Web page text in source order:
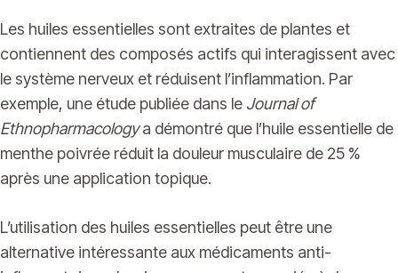
Les huiles essentielles sont extraites de plantes et
contiennent des composés actifs qui interagissent avec
le système nerveux et réduisent l’inflammation. Par
exemple, une étude publiée dans le Journal of
Ethnopharmacologya démontré que l’huile essentielle de
menthe poivrée réduit la douleur musculaire de 25 %
après une application topique.
L’utilisation des huiles essentielles peut être une
alternative intéressante aux médicaments anti-